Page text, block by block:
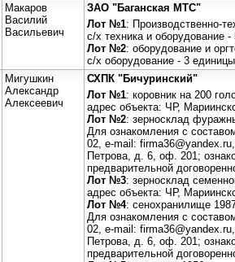
Макаров
Василий
Васильевич
ЗАО "Баганская МТС"
Лот №1: Производственно-
с/х техника и оборудование
Лот №2: оборудование и
с/х оборудование - 3
Мигушкин
Александр
Алексеевич
СХПК "Бичуринский"
Лот №1: коровник на 200
адрес объекта: ЧР,
Лот №2: зерносклад
Для ознакомления с
02, е-mail:
Петрова, д. 6, оф. 201;
предварительной
Лот №3: зерносклад
адрес объекта: ЧР,
Лот №4: сенохранилище 1987
Для ознакомления с
02, е-mail:
Петрова, д. 6, оф. 201;
предварительной